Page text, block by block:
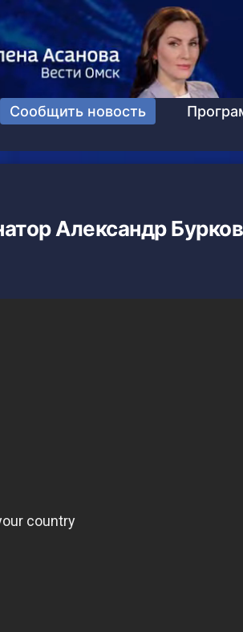
Сообщить новость
Александр Бурков